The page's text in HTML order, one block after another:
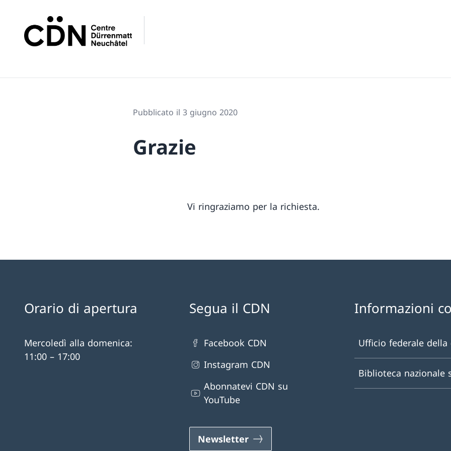
Pubblicato il 3 giugno 2020
Grazie
Vi ringraziamo per la richiesta.
Orario di apertura
Mercoledì alla domenica:
11:00 – 17:00
Segua il CDN
Facebook CDN
Instagram CDN
Abonnatevi CDN su
YouTube
Newsletter
Informazioni
Ufficio federale della
Biblioteca nazionale